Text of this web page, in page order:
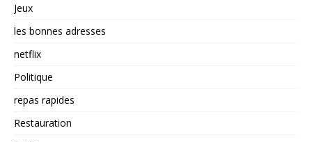
Jeux
les bonnes adresses
netflix
Politique
repas rapides
Restauration